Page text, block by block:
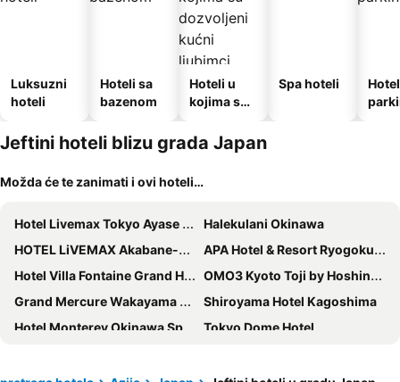
Luksuzni
hoteli
Hoteli sa
bazenom
Hoteli u
kojima su
kućni
ljubimci
Spa hoteli
Jeftini hoteli blizu grada Japan
Možda će te zanimati i ovi hoteli…
Hotel Livemax Tokyo Ayase Ekimae
Halekulani Okinawa
HOTEL LiVEMAX Akabane-Ekimae
APA Hotel & Resort Ryogoku Ekimae Tower
Hotel Villa Fontaine Grand Haneda Airport
OMO3 Kyoto Toji by Hoshino Resorts
Grand Mercure Wakayama Minabe Resort & Spa
Shiroyama Hotel Kagoshima
Hotel Monterey Okinawa Spa & Resort
Tokyo Dome Hotel
Business Hotel La Firenze
HOTEL LiVEMAX PREMIUM Umeda EAST